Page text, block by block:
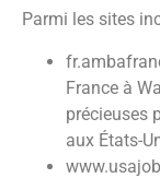
Parmi les sites
France à
précieuses
aux États-